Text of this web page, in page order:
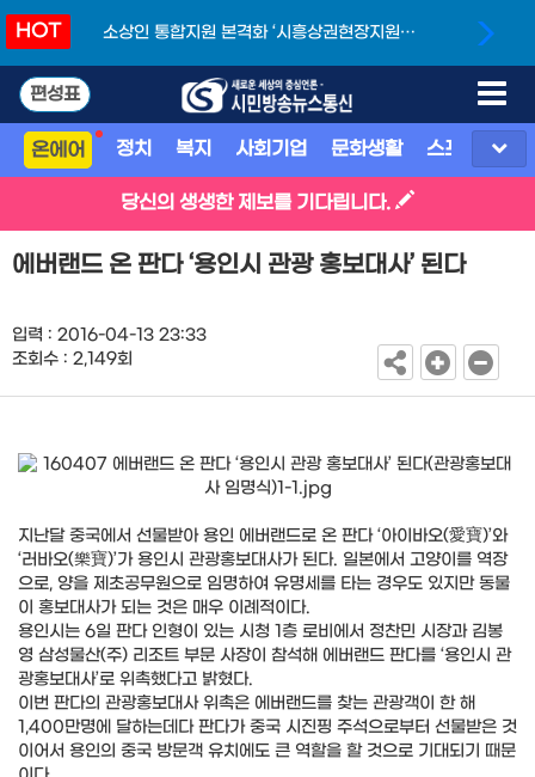
HOT
소상인 통합지원 본격화 ‘시흥상권현장지원단’
편성표
온에어 정치 복지 사회기업 문화생활 스포츠 지
당신의 생생한 제보를 기다립니다.
에버랜드 온 판다 ‘용인시 관광 홍보대사’ 된다
입력 : 2016-04-13 23:33
조회수 : 2,149회
지난달 중국에서 선물받아 용인 에버랜드로 온 판다 ‘아이바오(愛寶)’와
‘러바오(樂寶)’가 용인시 관광홍보대사가 된다. 일본에서 고양이를 역장
으로, 양을 제초공무원으로 임명하여 유명세를 타는 경우도 있지만 동물
이 홍보대사가 되는 것은 매우 이례적이다.
용인시는 6일 판다 인형이 있는 시청 1층 로비에서 정찬민 시장과 김봉
영 삼성물산(주) 리조트 부문 사장이 참석해 에버랜드 판다를 ‘용인시 관
광홍보대사’로 위촉했다고 밝혔다.
이번 판다의 관광홍보대사 위촉은 에버랜드를 찾는 관광객이 한 해
1,400만명에 달하는데다 판다가 중국 시진핑 주석으로부터 선물받은 것
이어서 용인의 중국 방문객 유치에도 큰 역할을 할 것으로 기대되기 때문